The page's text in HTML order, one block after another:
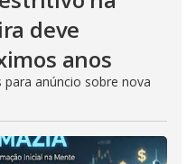
deve
anos
para anúncio sobre nova